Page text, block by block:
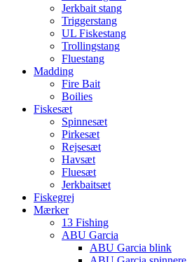
Jerkbait stang
Triggerstang
UL Fiskestang
Trollingstang
Fluestang
Madding
Fire Bait
Boilies
Fiskesæt
Spinnesæt
Pirkesæt
Rejsesæt
Havsæt
Fluesæt
Jerkbaitsæt
Fiskegrej
Mærker
13 Fishing
ABU Garcia
ABU Garcia blink